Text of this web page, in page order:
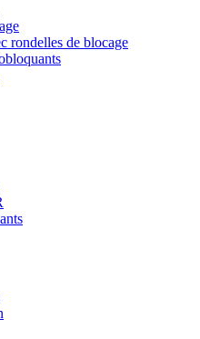
rondelles de blocage